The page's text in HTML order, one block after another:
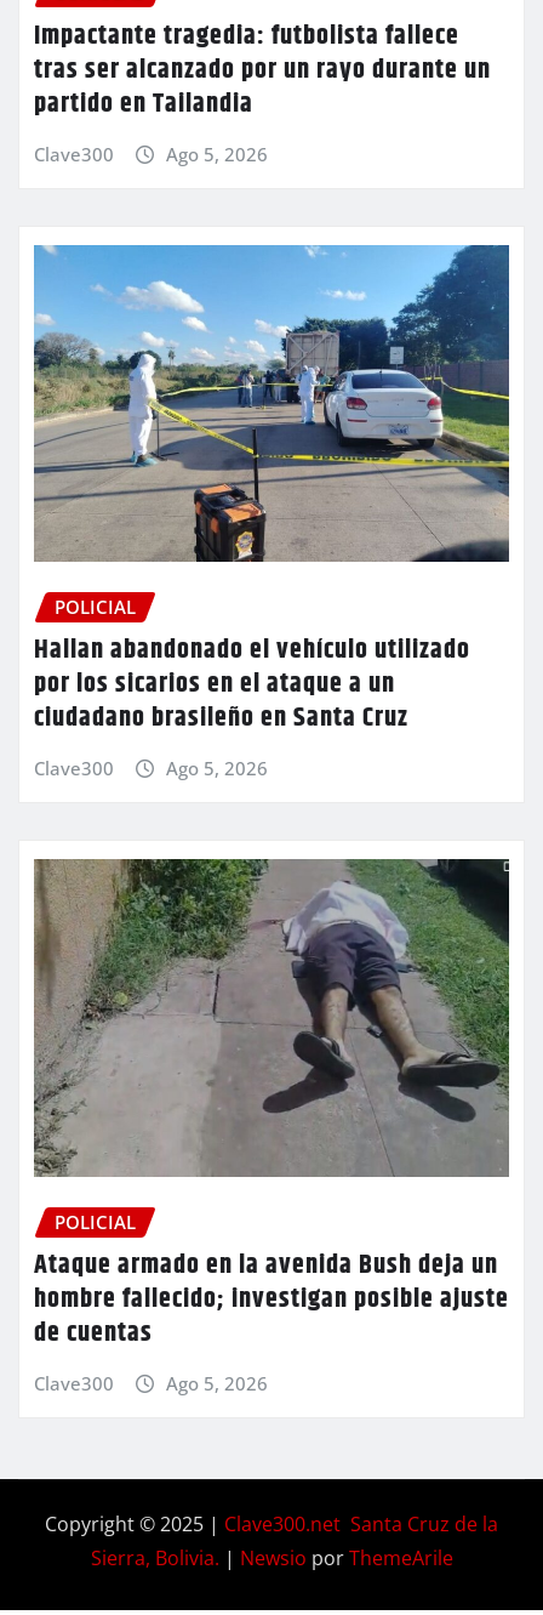
Impactante tragedia: futbolista fallece
tras ser alcanzado por un rayo durante un
partido en Tailandia
Clave300 Ago 5, 2026
POLICIAL
Hallan abandonado el vehículo utilizado
por los sicarios en el ataque a un
ciudadano brasileño en Santa Cruz
Clave300 Ago 5, 2026
POLICIAL
Ataque armado en la avenida Bush deja un
hombre fallecido; investigan posible ajuste
de cuentas
Clave300 Ago 5, 2026
Copyright © 2025 | Clave300.net Santa Cruz de la
Sierra, Bolivia. | Newsio porThemeArile